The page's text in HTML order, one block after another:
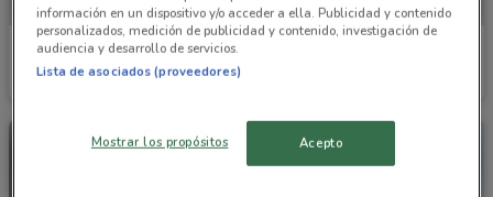
Price Shoes
información en un dispositivo y/o acceder a ella. Publicidad y contenido
personalizados, medición de publicidad y contenido, investigación de
audiencia y desarrollo de servicios.
Lista de asociados (proveedores)
Mostrar los propósitos Acepto